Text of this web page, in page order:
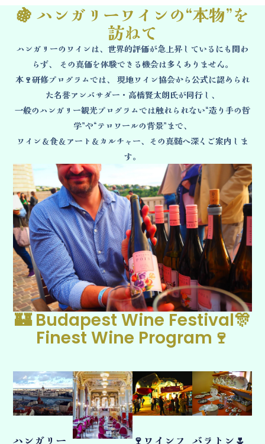
🍇 ハンガリーワインの“本物”を
訪ねて
ハンガリーのワインは、世界的評価が急上昇しているにも関わ
らず、 その真価を体験できる機会は多くありません。
本🍷研修プログラムでは、 現地ワイン協会から公式に認められ
た名誉アンバサダー・高橋賢太朗氏が同行し、
一般のハンガリー観光プログラムでは触れられない“造り手の哲
学”や“テロワールの背景”まで、
ワイン＆食＆アート＆カルチャー、その真髄へ深くご案内しま
す。
🏰 Budapest Wine Festival🎊
Finest Wine Program🍷
ハンガリー 🍷ワインフ バラトン🌷